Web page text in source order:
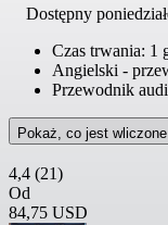
Dostępny
Czas trwania: 1
Angielski -
Przewodnik
Pokaż, co jest
4,4 (21)
Od
84,75 USD